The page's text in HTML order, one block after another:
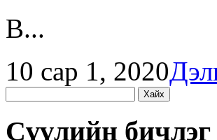
B...
10 сар 1, 2020
Сүүлийн бичлэг